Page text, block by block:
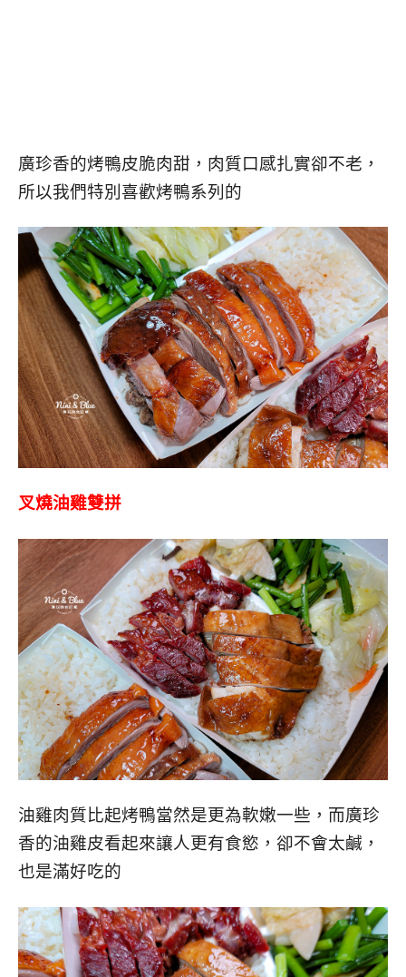
廣珍香的烤鴨皮脆肉甜，肉質口感扎實卻不老，
所以我們特別喜歡烤鴨系列的
叉燒油雞雙拼
油雞肉質比起烤鴨當然是更為軟嫩一些，而廣珍
香的油雞皮看起來讓人更有食慾，卻不會太鹹，
也是滿好吃的